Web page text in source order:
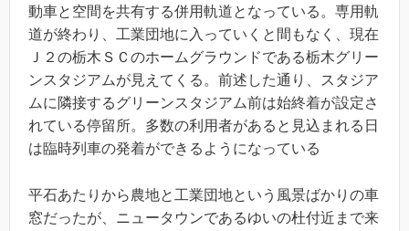
動車と空間を共有する併用軌道となっている。専用軌
道が終わり、工業団地に入っていくと間もなく、現在
Ｊ２の栃木ＳＣのホームグラウンドである栃木グリー
ンスタジアムが見えてくる。前述した通り、スタジア
ムに隣接するグリーンスタジアム前は始終着が設定さ
れている停留所。多数の利用者があると見込まれる日
は臨時列車の発着ができるようになっている
平石あたりから農地と工業団地という風景ばかりの車
窓だったが、ニュータウンであるゆいの杜付近まで来